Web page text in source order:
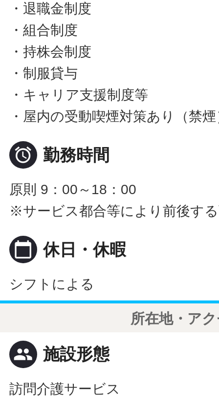
・退職金制度
・組合制度
・持株会制度
・制服貸与
・キャリア支援制度等
・屋内の受動喫煙対策あり（禁
 勤務時間
原則 9：00～18：00
※サービス都合等により前後す
calendar_today 休日・休暇
シフトによる
所在地・ア
people 施設形態
訪問介護サービス